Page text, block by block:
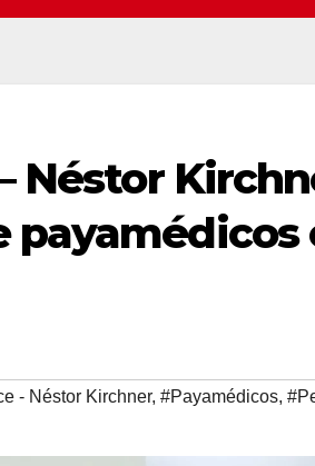
Néstor
- Néstor Kirchner, #Payamédicos,